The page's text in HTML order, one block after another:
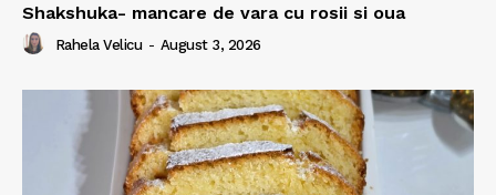
Shakshuka- mancare de vara cu rosii si oua
Rahela Velicu - August 3, 2026